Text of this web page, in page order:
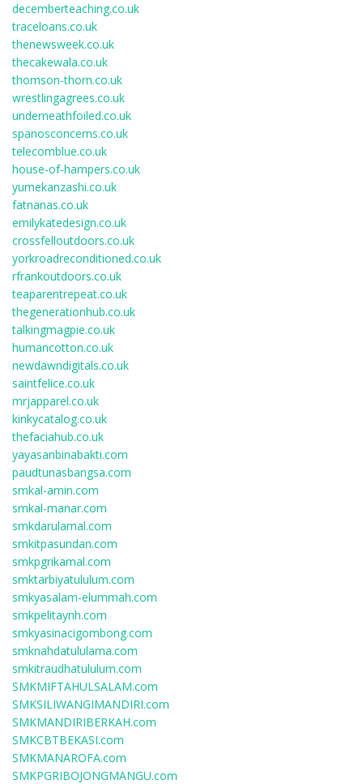
decemberteaching.co.uk
traceloans.co.uk
thenewsweek.co.uk
thecakewala.co.uk
thomson-thorn.co.uk
wrestlingagrees.co.uk
underneathfoiled.co.uk
spanosconcerns.co.uk
telecomblue.co.uk
house-of-hampers.co.uk
yumekanzashi.co.uk
fatnanas.co.uk
emilykatedesign.co.uk
crossfelloutdoors.co.uk
yorkroadreconditioned.co.uk
rfrankoutdoors.co.uk
teaparentrepeat.co.uk
thegenerationhub.co.uk
talkingmagpie.co.uk
humancotton.co.uk
newdawndigitals.co.uk
saintfelice.co.uk
mrjapparel.co.uk
kinkycatalog.co.uk
thefaciahub.co.uk
yayasanbinabakti.com
paudtunasbangsa.com
smkal-amin.com
smkal-manar.com
smkdarulamal.com
smkitpasundan.com
smkpgrikamal.com
smktarbiyatululum.com
smkyasalam-elummah.com
smkpelitaynh.com
smkyasinacigombong.com
smknahdatululama.com
smkitraudhatululum.com
SMKMIFTAHULSALAM.com
SMKSILIWANGIMANDIRI.com
SMKMANDIRIBERKAH.com
SMKCBTBEKASI.com
SMKMANAROFA.com
SMKPGRIBOJONGMANGU.com